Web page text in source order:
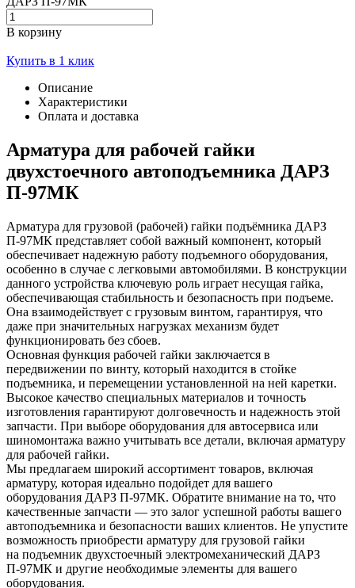
В корзину
Купить в 1 клик
Описание
Характеристики
Оплата и доставка
Арматура для рабочей гайки
двухстоечного автоподъемника ДАРЗ
П-97МК
Арматура для грузовой (рабочей) гайки подъёмника ДАРЗ
П-97МК представляет собой важный компонент, который
обеспечивает надежную работу подъемного оборудования,
особенно в случае с легковыми автомобилями. В конструкции
данного устройства ключевую роль играет несущая гайка,
обеспечивающая стабильность и безопасность при подъеме.
Она взаимодействует с грузовым винтом, гарантируя, что
даже при значительных нагрузках механизм будет
функционировать без сбоев.
Основная функция рабочей гайки заключается в
передвижении по винту, который находится в стойке
подъемника, и перемещении установленной на ней каретки.
Высокое качество специальных материалов и точность
изготовления гарантируют долговечность и надежность этой
запчасти. При выборе оборудования для автосервиса или
шиномонтажа важно учитывать все детали, включая арматуру
для рабочей гайки.
Мы предлагаем широкий ассортимент товаров, включая
арматуру, которая идеально подойдет для вашего
оборудования ДАРЗ П-97МК. Обратите внимание на то, что
качественные запчасти — это залог успешной работы вашего
автоподъемника и безопасности ваших клиентов. Не упустите
возможность приобрести арматуру для грузовой гайки
на подъемник двухстоечный электромеханический ДАРЗ
П-97МК и другие необходимые элементы для вашего
оборудования.